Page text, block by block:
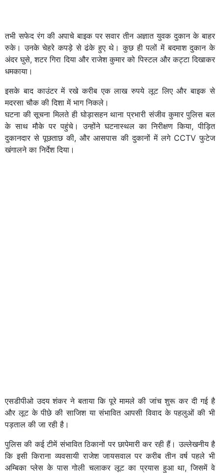
तभी सफेद रंग की अपाचे बाइक पर सवार तीन अज्ञात युवक दुकान के बाहर
रुके। उनके चेहरे कपड़े से ढंके हुए थे। कुछ ही पलों में बदमाश दुकान के
अंदर घुसे, शटर गिरा दिया और राजेश कुमार को पिस्टल और कट्टा दिखाकर
धमकाया।
इसके बाद काउंटर में रखे करीब एक लाख रुपये लूट लिए और बाइक से
मदरसा चौक की दिशा में भाग निकले।
घटना की सूचना मिलते ही घोड़ासहन थाना प्रभारी संजीव कुमार पुलिस बल
के साथ मौके पर पहुंचे। उन्होंने घटनास्थल का निरीक्षण किया, पीड़ित
दुकानदार से पूछताछ की, और आसपास की दुकानों में लगे CCTV फुटेज
खंगालने का निर्देश दिया।
एसडीपीओ उदय शंकर ने बताया कि पूरे मामले की जांच शुरू कर दी गई है
और लूट के पीछे की साजिश या संभावित आपसी विवाद के पहलुओं की भी
पड़ताल की जा रही है।
पुलिस की कई टीमें संभावित ठिकानों पर छापेमारी कर रही हैं। उल्लेखनीय है
कि इसी किराना व्यवसायी राजेश जायसवाल पर करीब तीन वर्ष पहले भी
अम्बिका प्लेस के पास गोली चलाकर लूट का प्रयास हुआ था, जिसमें वे